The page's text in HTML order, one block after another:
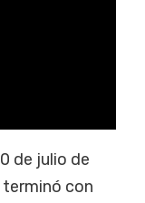
de julio de
terminó con